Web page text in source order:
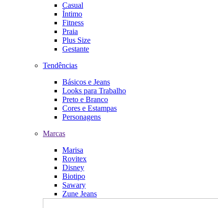
Casual
Íntimo
Fitness
Praia
Plus Size
Gestante
Tendências
Básicos e Jeans
Looks para Trabalho
Preto e Branco
Cores e Estampas
Personagens
Marcas
Marisa
Rovitex
Disney
Biotipo
Sawary
Zune Jeans